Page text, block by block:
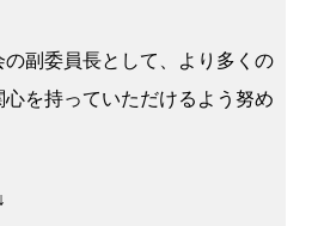
副委員長として、より多くの
を持っていただけるよう努め